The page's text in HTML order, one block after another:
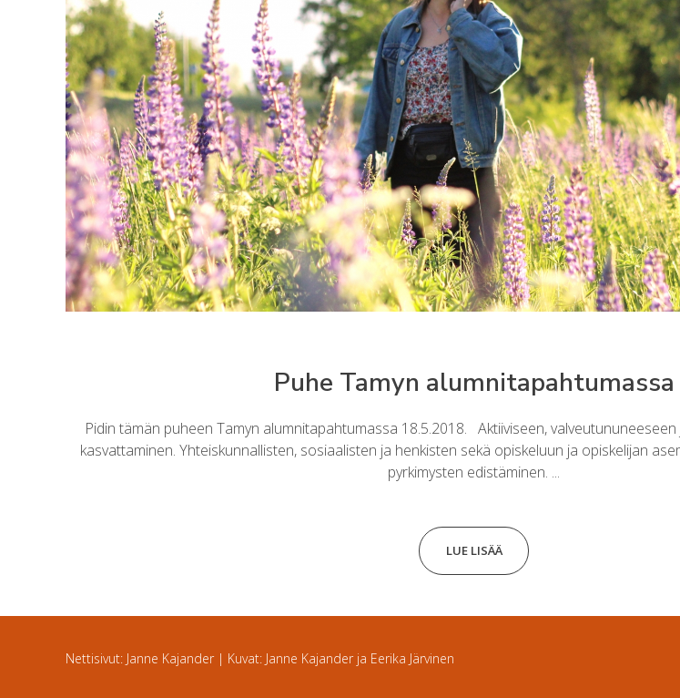
Puhe Tamyn alumnitapahtumassa
Pidin tämän puheen Tamyn alumnitapahtumassa 18.5.2018. Aktiiviseen,
kasvattaminen. Yhteiskunnallisten, sosiaalisten ja henkisten sekä opiskeluun ja opiskelijan
pyrkimysten edistäminen. ...
LUE LISÄÄ
Nettisivut: Janne Kajander | Kuvat: Janne Kajander ja Eerika Järvinen